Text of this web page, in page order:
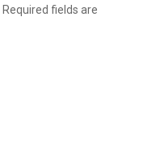
Required fields are